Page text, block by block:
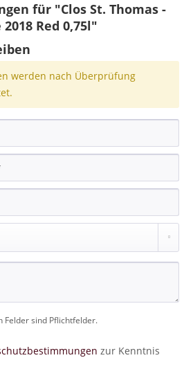
für "Clos St. Thomas -
Red 0,75l"
werden nach Überprüfung
sind Pflichtfelder.
zur Kenntnis